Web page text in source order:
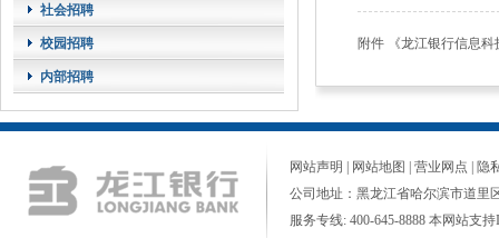
社会招聘
校园招聘
内部招聘
附件 《龙江银行信息
网站声明 网站地图 营业网点
隐
公司地址：黑龙江省哈尔滨市道里
服务专线: 400-645-8888 本网站支持